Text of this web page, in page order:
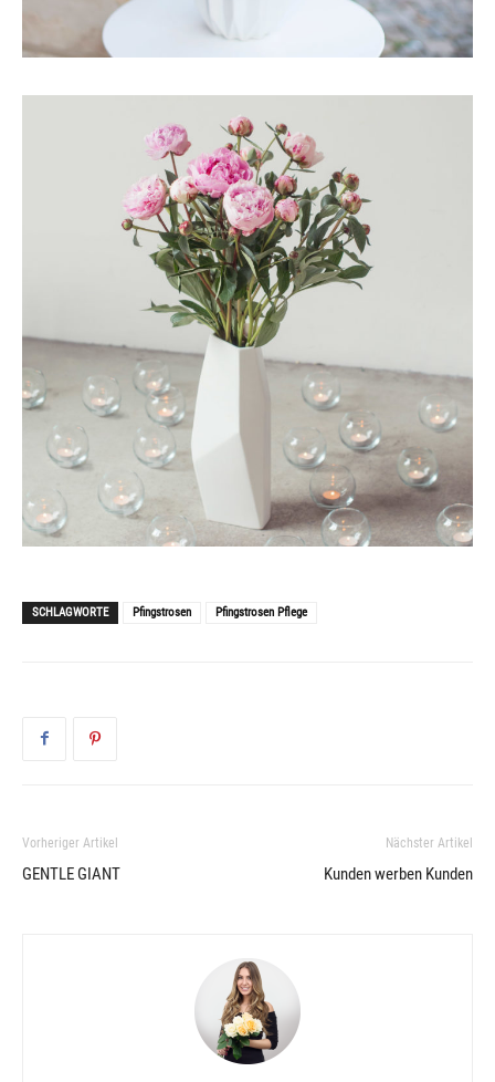
SCHLAGWORTE Pfingstrosen Pfingstrosen Pflege
Vorheriger Artikel
GENTLE GIANT
Nächster Artikel
Kunden werben Kunden